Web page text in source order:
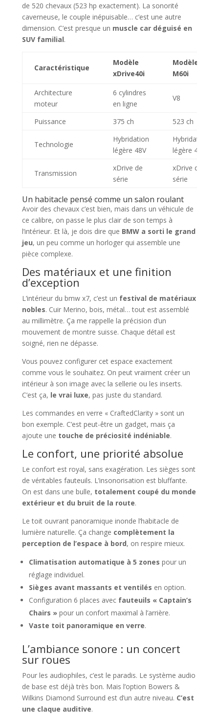
de 520 chevaux (523 hp exactement). La sonorité
caverneuse, le couple inépuisable… c’est une autre
dimension. C’est presque un muscle car déguisé en
SUV familial.
Caractéristique
Modèle
xDrive40i
Modèle
M60i
Architecture
moteur
6 cylindres
en ligne
V8
Puissance 375 ch 523 ch
Technologie
Hybridation
légère 48V
Hybridation
légère 48V
Transmission
xDrive de
série
xDrive de
série
Un habitacle pensé comme un salon roulant
Avoir des chevaux c’est bien, mais dans un véhicule de
ce calibre, on passe le plus clair de son temps à
l’intérieur. Et là, je dois dire que BMW a sorti le grand
jeu, un peu comme un horloger qui assemble une
pièce complexe.
Des matériaux et une finition
d’exception
L’intérieur du bmw x7, c’est un festival de matériaux
nobles. Cuir Merino, bois, métal… tout est assemblé
au millimètre. Ça me rappelle la précision d’un
mouvement de montre suisse. Chaque détail est
soigné, rien ne dépasse.
Vous pouvez configurer cet espace exactement
comme vous le souhaitez. On peut vraiment créer un
intérieur à son image avec la sellerie ou les inserts.
C’est ça, le vrai luxe, pas juste du standard.
Les commandes en verre « CraftedClarity » sont un
bon exemple. C’est peut-être un gadget, mais ça
ajoute une touche de préciosité indéniable.
Le confort, une priorité absolue
Le confort est royal, sans exagération. Les sièges sont
de véritables fauteuils. L’insonorisation est bluffante.
On est dans une bulle, totalement coupé du monde
extérieur et du bruit de la route.
Le toit ouvrant panoramique inonde l’habitacle de
lumière naturelle. Ça change complètement la
perception de l’espace à bord, on respire mieux.
Climatisation automatique à 5 zones pour un
réglage individuel.
Sièges avant massants et ventilés en option.
Configuration 6 places avec fauteuils « Captain’s
Chairs »pour un confort maximal à l’arrière.
Vaste toit panoramique en verre.
L’ambiance sonore : un concert
sur roues
Pour les audiophiles, c’est le paradis. Le système audio
de base est déjà très bon. Mais l’option Bowers &
Wilkins Diamond Surround est d’un autre niveau. C’est
une claque auditive.